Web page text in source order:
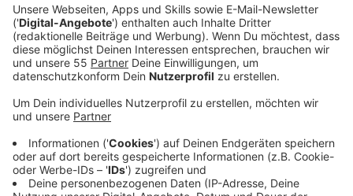
Welle Niederrhein-Lieblingsrezeptezusammengestellt.
Jeder aus dem Team präsentiert sein absolutes
Lieblingsrezept gegen die schlechte Laune! Sucht
Euch was schönes aus und markiert uns gerne auf
Instagram und Facebook, damit wir Euer Ergebnis zu
Gesicht bekommen!
Anzeige